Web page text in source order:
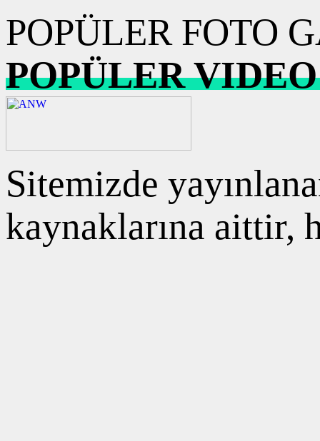
POPÜLER FOTO
POPÜLER
Sitemizde
kaynaklarına aittir,